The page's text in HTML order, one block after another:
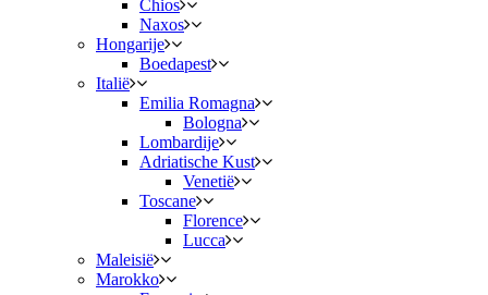
Chios
Naxos
Hongarije
Boedapest
Italië
Emilia Romagna
Bologna
Lombardije
Adriatische Kust
Venetië
Toscane
Florence
Lucca
Maleisië
Marokko